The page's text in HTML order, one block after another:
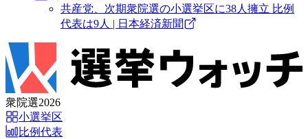
共産党、次期衆院選の小選挙区に38人擁立 比例
代表は9人 | 日本経済新聞
衆院選2026
小選挙区
比例代表